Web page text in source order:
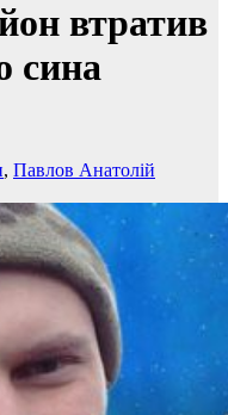
втратив
сина
, Павлов Анатолій